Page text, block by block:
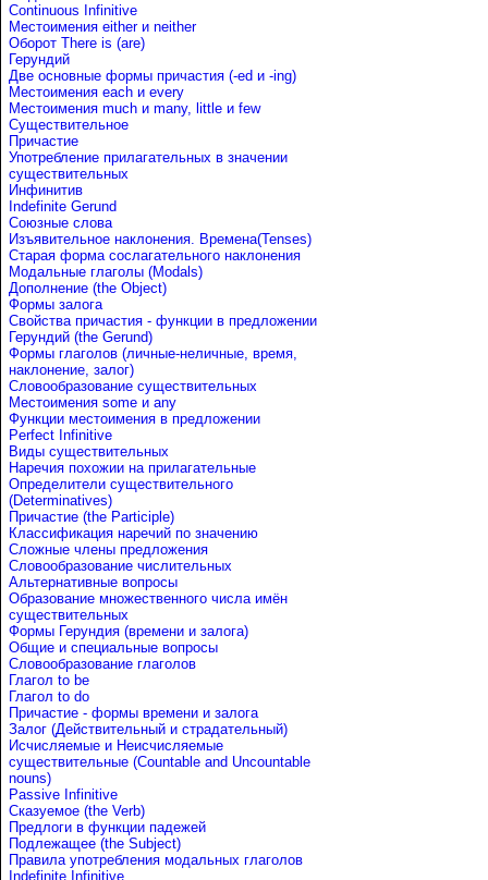
Continuous Infinitive
Местоимения either и neither
Оборот There is (are)
Герундий
Две основные формы причастия (-ed и -ing)
Местоимения each и every
Местоимения much и many, little и few
Существительное
Причастие
Употребление прилагательных в значении
существительных
Инфинитив
Indefinite Gerund
Союзные слова
Изъявительное наклонения. Времена(Tenses)
Старая форма сослагательного наклонения
Модальные глаголы (Modals)
Дополнение (the Object)
Формы залога
Свойства причастия - функции в предложении
Герундий (the Gerund)
Формы глаголов (личные-неличные, время,
наклонение, залог)
Словообразование существительных
Местоимения some и any
Функции местоимения в предложении
Perfect Infinitive
Виды существительных
Наречия похожии на прилагательные
Определители существительного
(Determinatives)
Причастие (the Participle)
Классификация наречий по значению
Сложные члены предложения
Словообразование числительных
Альтернативные вопросы
Образование множественного числа имён
существительных
Формы Герундия (времени и залога)
Общие и специальные вопросы
Словообразование глаголов
Глагол to be
Глагол to do
Причастие - формы времени и залога
Залог (Действительный и страдательный)
Исчисляемые и Неисчисляемые
существительные (Countable and Uncountable
nouns)
Passive Infinitive
Сказуемое (the Verb)
Предлоги в функции падежей
Подлежащее (the Subject)
Правила употребления модальных глаголов
Indefinite Infinitive